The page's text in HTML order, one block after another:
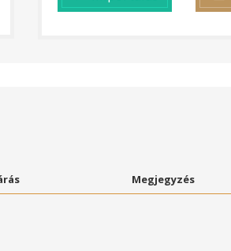
Megjegyzés